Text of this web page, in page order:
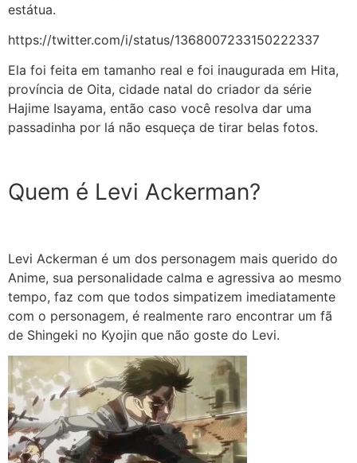
estátua.
https://twitter.com/i/status/1368007233150222337
Ela foi feita em tamanho real e foi inaugurada em Hita,
província de Oita, cidade natal do criador da série
Hajime Isayama, então caso você resolva dar uma
passadinha por lá não esqueça de tirar belas fotos.
Quem é Levi Ackerman?
Levi Ackerman é um dos personagem mais querido do
Anime, sua personalidade calma e agressiva ao mesmo
tempo, faz com que todos simpatizem imediatamente
com o personagem, é realmente raro encontrar um fã
de Shingeki no Kyojin que não goste do Levi.